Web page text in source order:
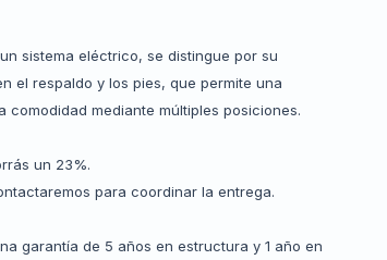
sistema eléctrico, se distingue por su
el respaldo y los pies, que permite una
comodidad mediante múltiples posiciones.
un 23%.
para coordinar la entrega.
garantía de 5 años en estructura y 1 año en